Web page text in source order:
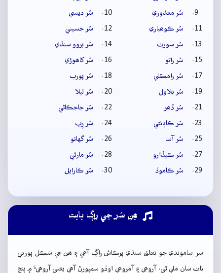
سُر معذوري
سُر ديسي
سُر ڪوھياري
سُر حسيني
سُر سورٺ
سُر بروو سنڌي
سُر راڻو
سُر کاھوڙي
سُر رامڪلي
سُر پورب
سُر بلاول
سُر ليلا
سُر ڏھر
سُر جاجڪاڻي
سُر ڪاپائتي
سُر رِپ
سُر آسا
سُر گهاتو
سُر ڪيڏارو
سُر مارئي
سُر ڪاموڏ
سُر ڪارايل
ھِن سُر جي راڳ بابت
سر سامونڊي جو تعلق سنڌي پرڪاش راڳ آھي ۽ ھن جي شڪل پوربي
ٺاٺ سان ملي ٿي. آروھي ۽ آمروھي اوڏو سمپورڻ آھي يعني آروھيءَ ۾ پنج